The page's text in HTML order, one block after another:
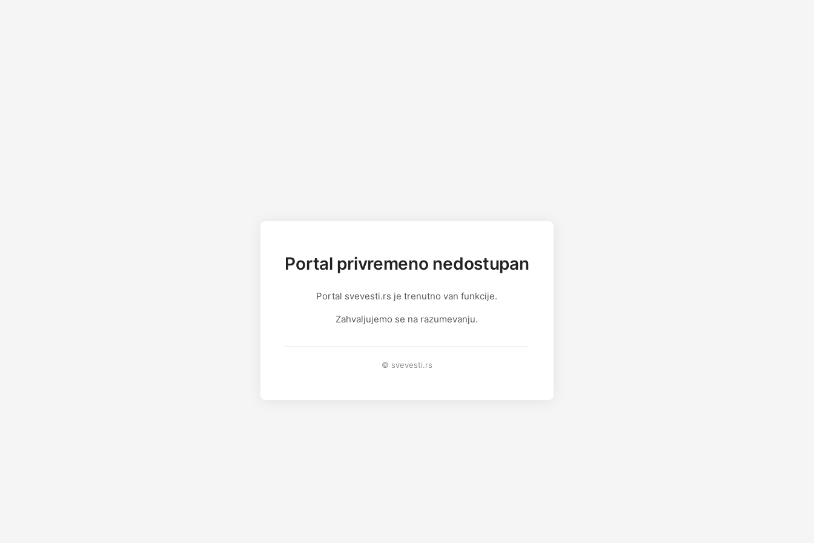
Portal privremeno nedostupan
Portal svevesti.rs je trenutno van funkcije.
Zahvaljujemo se na razumevanju.
© svevesti.rs